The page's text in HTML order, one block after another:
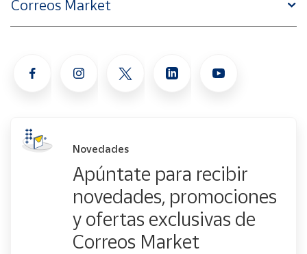
Correos Market
Novedades
Apúntate para recibir
novedades, promociones
y ofertas exclusivas de
Correos Market